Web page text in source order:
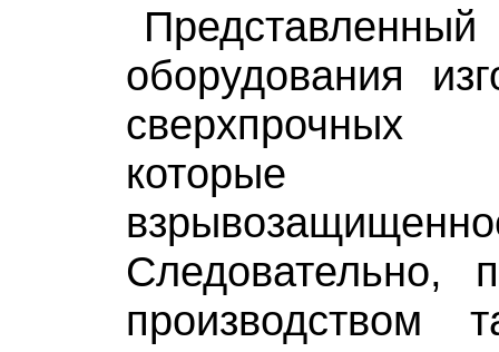
оборудования
которые
Следовательно,
производством